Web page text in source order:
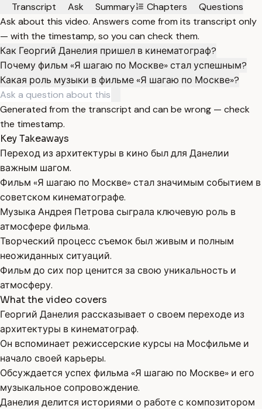
Transcript
Ask Summary Chapters
Questions
Ask about this video. Answers come from its transcript only
— with the timestamp, so you can check them.
Как Георгий Данелия пришел в кинематограф?
Почему фильм «Я шагаю по Москве» стал успешным?
Какая роль музыки в фильме «Я шагаю по Москве»?
Generated from the transcript and can be wrong — check
the timestamp.
Key Takeaways
Переход из архитектуры в кино был для Данелии
важным шагом.
Фильм «Я шагаю по Москве» стал значимым событием в
советском кинематографе.
Музыка Андрея Петрова сыграла ключевую роль в
атмосфере фильма.
Творческий процесс съемок был живым и полным
неожиданных ситуаций.
Фильм до сих пор ценится за свою уникальность и
атмосферу.
What the video covers
Георгий Данелия рассказывает о своем переходе из
архитектуры в кинематограф.
Он вспоминает режиссерские курсы на Мосфильме и
начало своей карьеры.
Обсуждается успех фильма «Я шагаю по Москве» и его
музыкальное сопровождение.
Данелия делится историями о работе с композитором